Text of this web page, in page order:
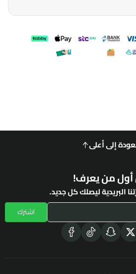
إلى أعلى
من يعرف!
البريدية ليصلك كل جديد.
اشترك